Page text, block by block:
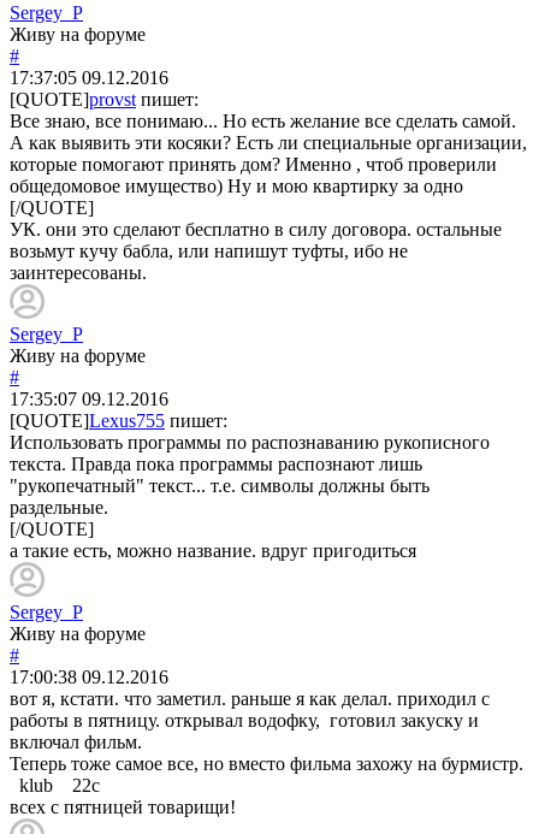
Sergey_P
Живу на форуме
#
17:37:05 09.12.2016
[QUOTE]provst пишет:
Все знаю, все понимаю... Но есть желание все сделать самой.
А как выявить эти косяки? Есть ли специальные организации,
которые помогают принять дом? Именно , чтоб проверили
общедомовое имущество) Ну и мою квартирку за одно
[/QUOTE]
УК. они это сделают бесплатно в силу договора. остальные
возьмут кучу бабла, или напишут туфты, ибо не
заинтересованы.
Sergey_P
Живу на форуме
#
17:35:07 09.12.2016
[QUOTE]Lexus755 пишет:
Использовать программы по распознаванию рукописного
текста. Правда пока программы распознают лишь
"рукопечатный" текст... т.е. символы должны быть
раздельные.
[/QUOTE]
а такие есть, можно название. вдруг пригодиться
Sergey_P
Живу на форуме
#
17:00:38 09.12.2016
вот я, кстати. что заметил. раньше я как делал. приходил с
работы в пятницу. открывал водофку, готовил закуску и
включал фильм.
Теперь тоже самое все, но вместо фильма захожу на бурмистр.
klub 22с
всех с пятницей товарищи!